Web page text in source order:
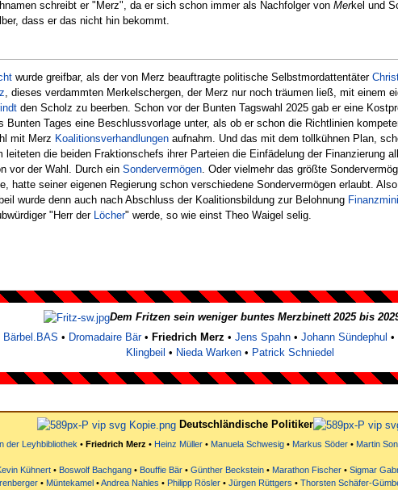
schreibt er "Merz", da er sich schon immer als Nachfolger von Merkel und
dass er das nicht hin bekommt.
wurde greifbar, als der von Merz beauftragte politische Selbstmordattentäter
, dieses verdammten Merkelschergen, der Merz nur noch träumen ließ, mit einem
den Scholz zu beerben. Schon vor der Bunten Tagswahl 2025 gab er eine
Tages eine Beschlussvorlage unter, als ob er schon die Richtlinien
mit Merz Koalitionsverhandlungen aufnahm. Und das mit dem tollkühnen Plan,
die beiden Fraktionschefs ihrer Parteien die Einfädelung der Finanzierung
vor der Wahl. Durch ein Sondervermögen . Oder vielmehr das größte
hatte seiner eigenen Regierung schon verschiedene Sondervermögen erlaubt.
wurde denn auch nach Abschluss der Koalitionsbildung zur Belohnung
"Herr der
Löcher" werde, so wie einst Theo Waigel selig.
Dem Fritzen sein weniger buntes Merzbinett 2025 bis
Bärbel.BAS • Dromadaire Bär• Friedrich Merz • Jens Spahn• Johann Sündephul •
Klingbeil • Nieda Warken• Patrick Schniedel
Deutschländische Politiker
der Leyhbibliothek • Friedrich Merz • Heinz Müller• Manuela Schwesig• Markus Söder• Martin
Kühnert• Boswolf Bachgang• Bouffie Bär• Günther Beckstein• Marathon Fischer• Sigmar
• Müntekamel •Andrea Nahles • Philipp Rösler• Jürgen Rüttgers • Thorsten Schäfer-